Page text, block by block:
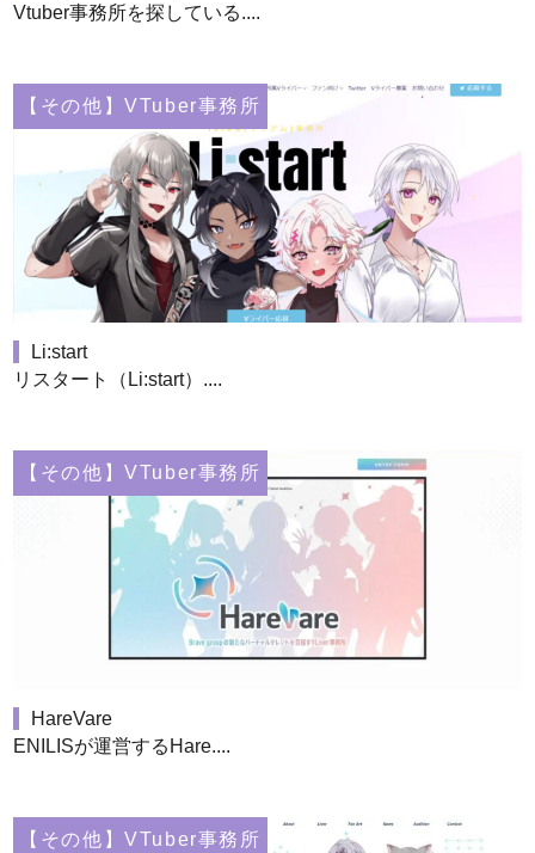
Vtuber事務所を探している....
【その他】VTuber事務所
Li:start
リスタート（Li:start）....
【その他】VTuber事務所
HareVare
ENILISが運営するHare....
【その他】VTuber事務所